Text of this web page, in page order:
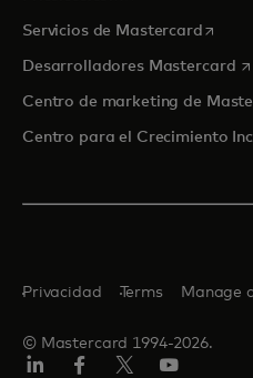
Servicios de Mastercardse
Desarrolladores Mastercard
Centro de marketing de
Centro para el Crecimiento
© Mastercard 1994-2026.
Privacidad Terms Manage